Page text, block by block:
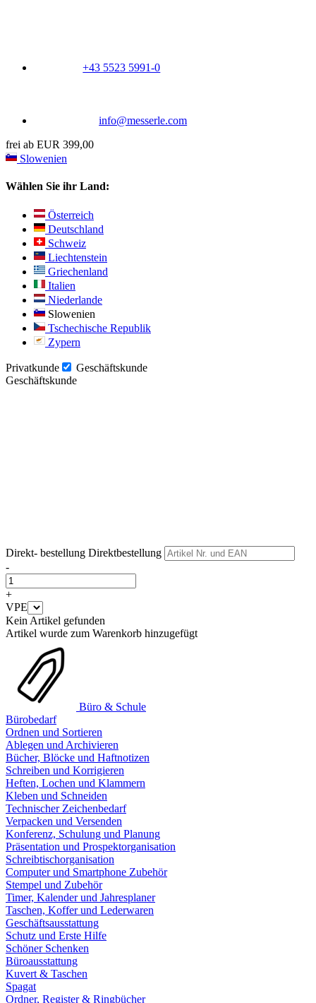
+43 5523 5991-0
info@messerle.com
frei ab EUR 399,00
Slowenien
Wählen Sie ihr Land:
Österreich
Deutschland
Schweiz
Liechtenstein
Griechenland
Italien
Niederlande
Slowenien
Tschechische Republik
Zypern
Privatkunde
Geschäftskunde
Geschäftskunde
Direkt- bestellung Direktbestellung
-
+
VPE
Kein Artikel gefunden
Artikel wurde zum Warenkorb hinzugefügt
Büro & Schule
Bürobedarf
Ordnen und Sortieren
Ablegen und Archivieren
Bücher, Blöcke und Haftnotizen
Schreiben und Korrigieren
Heften, Lochen und Klammern
Kleben und Schneiden
Technischer Zeichenbedarf
Verpacken und Versenden
Konferenz, Schulung und Planung
Präsentation und Prospektorganisation
Schreibtischorganisation
Computer und Smartphone Zubehör
Stempel und Zubehör
Timer, Kalender und Jahresplaner
Taschen, Koffer und Lederwaren
Geschäftsausstattung
Schutz und Erste Hilfe
Schöner Schenken
Büroausstattung
Kuvert & Taschen
Spagat
Ordner, Register & Ringbücher